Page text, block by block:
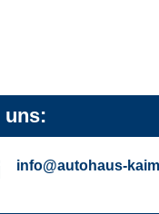
uns:
info@autohaus-